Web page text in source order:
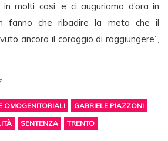
in molti casi, e ci auguriamo d’ora in
che ribadire la meta che il
ancora il coraggio di raggiungere”,
OMOGENITORIALI
GABRIELE PIAZZONI
SENTENZA TRENTO